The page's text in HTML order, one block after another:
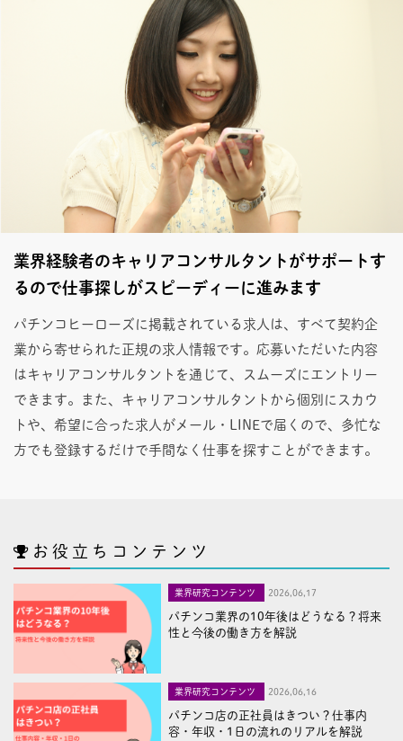
業界経験者のキャリアコンサルタントがサポートす
るので仕事探しがスピーディーに進みます
パチンコヒーローズに掲載されている求人は、すべて契約企
業から寄せられた正規の求人情報です。応募いただいた内容
はキャリアコンサルタントを通じて、スムーズにエントリー
できます。また、キャリアコンサルタントから個別にスカウ
トや、希望に合った求人がメール・LINEで届くので、多忙な
方でも登録するだけで手間なく仕事を探すことができます。
お役立ちコンテンツ
業界研究コンテンツ 2026,06,17
パチンコ業界の10年後はどうなる？将来
性と今後の働き方を解説
業界研究コンテンツ 2026,06,16
パチンコ店の正社員はきつい？仕事内
容・年収・1日の流れのリアルを解説